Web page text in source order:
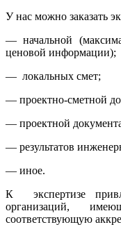
У нас можно заказать
— начальной
ценовой информации);
— локальных смет;
— проектно-сметной
— проектной
— результатов
— иное.
К экспертизе
организаций,
соответствующую